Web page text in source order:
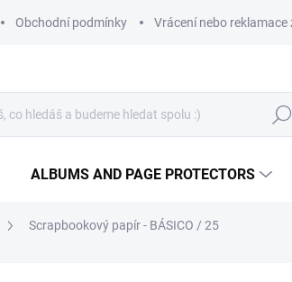
Obchodní podmínky Vrácení nebo reklamace
ALBUMS AND PAGE PROTECTORS
Scrapbookový papír - BÁSICO / 25